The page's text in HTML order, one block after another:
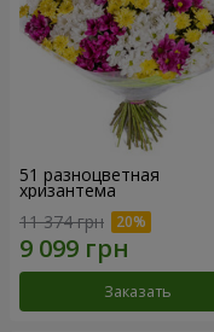
51 разноцветная
хризантема
11 374 грн
Заказать